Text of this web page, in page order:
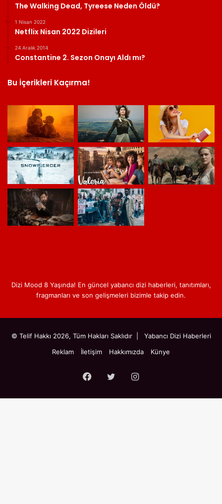
The Walking Dead, Tyreese Neden Öldü?
1 Nisan 2022
Netflix Nisan 2022 Dizileri
24 Aralık 2014
Constantine 2. Sezon Onayı Aldı mı?
Bu İçerikleri Kaçırma!
Dizi Mood 8 Yaşında! En güncel yabancı dizi haberleri, tanıtımları,
fragmanları ve son gelişmeleri bizimle takip edin.
© Telif Hakkı 2026, Tüm Hakları Saklıdır | Yabancı Dizi Haberleri
Reklam
İletişim Hakkımızda Künye
Facebook
TwitterInstagram